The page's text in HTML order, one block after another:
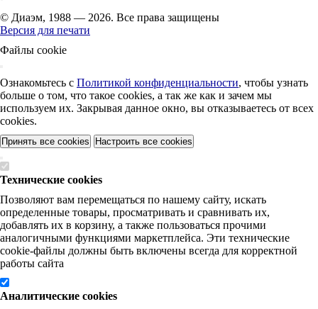
© Диаэм, 1988 — 2026. Все права защищены
Версия для печати
Файлы cookie
Ознакомьтесь с Политикой конфиденциальности, чтобы узнать
больше о том, что такое cookies, а так же как и зачем мы
используем их. Закрывая данное окно, вы отказываетесь от всех
cookies.
Принять все cookies Настроить все cookies
Технические cookies
Позволяют вам перемещаться по нашему сайту, искать
определенные товары, просматривать и сравнивать их,
добавлять их в корзину, а также пользоваться прочими
аналогичными функциями маркетплейса. Эти технические
cookie-файлы должны быть включены всегда для корректной
работы сайта
Аналитические cookies